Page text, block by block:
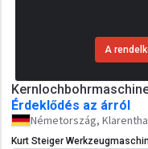
A
Érdeklődés az árról
Németország,
Kurt Steiger